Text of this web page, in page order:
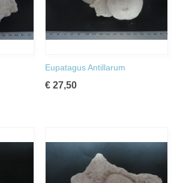
Eupatagus Antillarum
€ 27,50